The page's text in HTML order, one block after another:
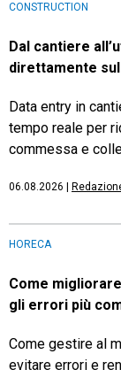
CONSTRUCTION
Dal cantiere
direttamente
Data entry in
tempo reale per
commessa e
06.08.2026
HORECA
Come
gli errori più
Come gestire al
evitare errori e